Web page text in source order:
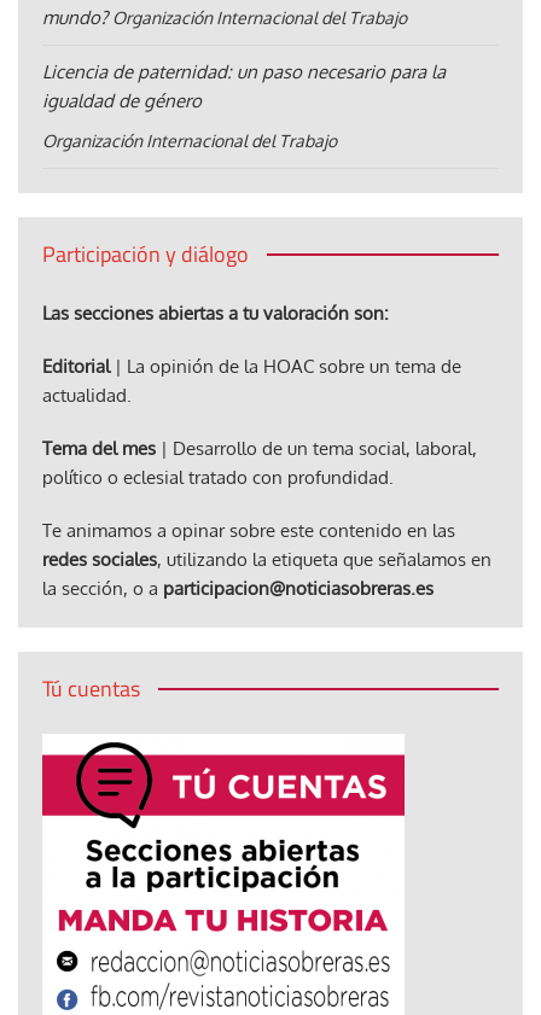
mundo? Organización Internacional del Trabajo
Licencia de paternidad: un paso necesario para la
igualdad de género
Organización Internacional del Trabajo
Participación y diálogo
Las secciones abiertas a tu valoración son:
Editorial| La opinión de la HOAC sobre un tema de
actualidad.
Tema del mes | Desarrollo de un tema social, laboral,
político o eclesial tratado con profundidad.
Te animamos a opinar sobre este contenido en las
redes sociales, utilizando la etiqueta que señalamos en
la sección, o a participacion@noticiasobreras.es
Tú cuentas